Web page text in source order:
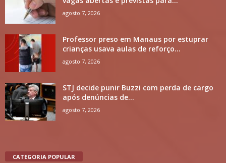
agosto 7, 2026
Professor preso em Manaus por estuprar
crianças usava aulas de reforço...
agosto 7, 2026
STJ decide punir Buzzi com perda de cargo
após denúncias de...
agosto 7, 2026
CATEGORIA POPULAR